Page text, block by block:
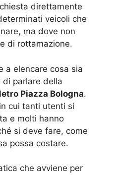
direttamente
veicoli che
ma dove non
di rottamazione.
a elencare cosa sia
di parlare della
Piazza Bologna.
cui tanti utenti si
e molti hanno
si deve fare, come
possa costare.
che avviene per